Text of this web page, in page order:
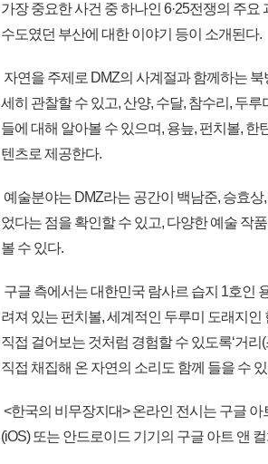
가장 중요한 사건 중 하나인 6·25전쟁의 주요
수도였던 부산에 대한 이야기 등이 소개된다.
자연을 주제로 DMZ의 사계절과 함께하는
세히 관찰할 수 있고, 산양, 수달, 참수리, 두
들에 대해 알아볼 수 있으며, 용늪, 펀치볼,
텐츠로 제공한다.
예술분야는 DMZ라는 공간이 백남준, 승효
었다는 점을 확인할 수 있고, 다양한 예술 작
볼 수 있다.
구글 측에서는 대한민국 람사르 습지 1호인
려져 있는 펀치볼, 세계적인 두루미 도래지
직접 걸어보는 것처럼 경험할 수 있도록‘거
직접 채집해 온 자연의 소리도 함께 들을 수
<한국의 비무장지대> 온라인 전시는 구글
(iOS) 또는 안드로이드 기기의 구글 아트 앤